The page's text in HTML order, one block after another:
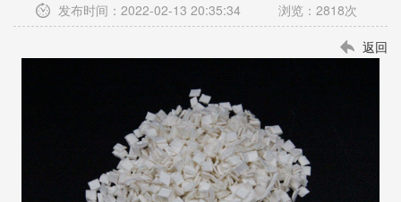
发布时间：2022-02-13 20:35:34 浏览：2818次
返回